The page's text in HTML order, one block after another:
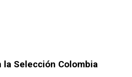
Selección Colombia